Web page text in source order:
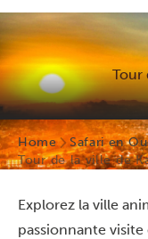
Tour
Home Safari en
Tour de la ville de
Explorez la ville
passionnante visite